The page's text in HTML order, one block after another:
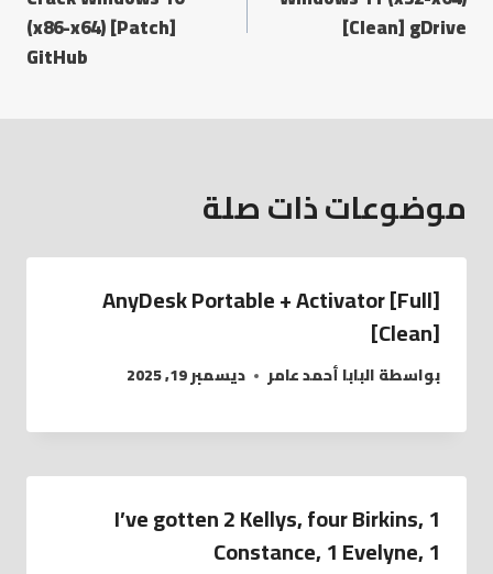
[Clean] gDrive
(x86-x64) [Patch]
GitHub
موضوعات ذات صلة
AnyDesk Portable + Activator [Full]
[Clean]
بواسطةالبابا أحمد عامر ديسمبر 19, 2025
I’ve gotten 2 Kellys, four Birkins, 1
Constance, 1 Evelyne, 1